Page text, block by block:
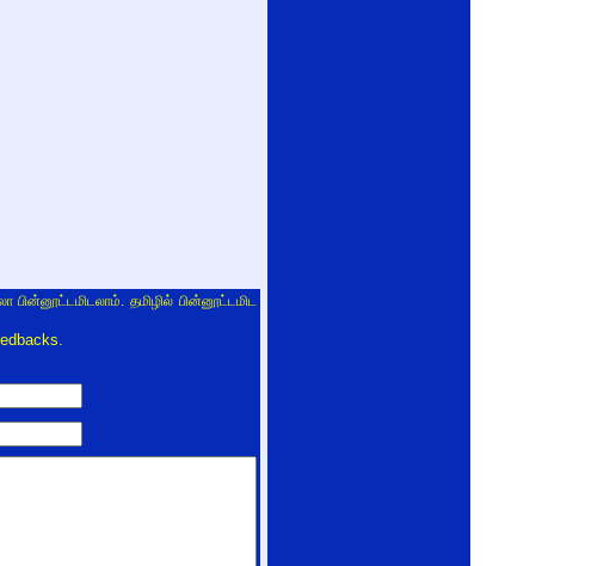
தமிழில் பின்னூட்டமிட